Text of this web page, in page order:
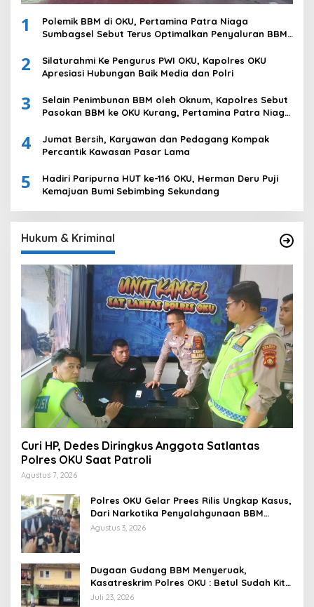
1
Polemik BBM di OKU, Pertamina Patra Niaga
Sumbagsel Sebut Terus Optimalkan Penyaluran BBM
Komering Ulu
2
Silaturahmi Ke Pengurus PWI OKU, Kapolres OKU
Apresiasi Hubungan Baik Media dan Polri
3
Selain Penimbunan BBM oleh Oknum, Kapolres Sebut
Pasokan BBM ke OKU Kurang, Pertamina Patra Niaga
4
Jumat Bersih, Karyawan dan Pedagang Kompak
Percantik Kawasan Pasar Lama
5
Hadiri Paripurna HUT ke-116 OKU, Herman Deru Puji
Kemajuan Bumi Sebimbing Sekundang
Hukum & Kriminal
Curi HP, Dedes Diringkus Anggota Satlantas
Polres OKU Saat Patroli
Agustus 7, 2026
Polres OKU Gelar Prees Rilis Ungkap Kasus,
Dari Narkotika Penyalahgunaan BBM
Hingga Kasus Korupsi
Agustus 3, 2026
Dugaan Gudang BBM Menyeruak,
Kasatreskrim Polres OKU : Betul Sudah Kita
Pasang Police Line
Juli 23, 2026